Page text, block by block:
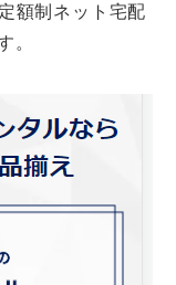
額制ネット宅配
。